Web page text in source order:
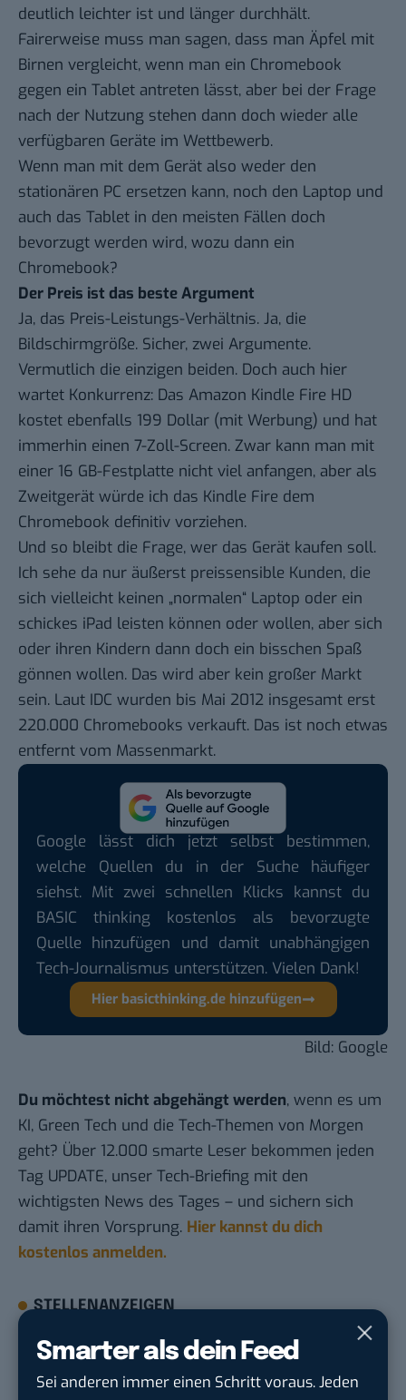
Smarter als dein Feed
Sei anderen immer einen Schritt voraus. Jeden
deutlich leichter ist und länger durchhält.
Fairerweise muss man sagen, dass man Äpfel mit
Birnen vergleicht, wenn man ein Chromebook
gegen ein Tablet antreten lässt, aber bei der Frage
nach der Nutzung stehen dann doch wieder alle
verfügbaren Geräte im Wettbewerb.
Wenn man mit dem Gerät also weder den
stationären PC ersetzen kann, noch den Laptop und
auch das Tablet in den meisten Fällen doch
bevorzugt werden wird, wozu dann ein
Chromebook?
Der Preis ist das beste Argument
Ja, das Preis-Leistungs-Verhältnis. Ja, die
Bildschirmgröße. Sicher, zwei Argumente.
Vermutlich die einzigen beiden. Doch auch hier
wartet Konkurrenz: Das Amazon Kindle Fire HD
kostet ebenfalls 199 Dollar (mit Werbung) und hat
immerhin einen 7-Zoll-Screen. Zwar kann man mit
einer 16 GB-Festplatte nicht viel anfangen, aber als
Zweitgerät würde ich das Kindle Fire dem
Chromebook definitiv vorziehen.
Und so bleibt die Frage, wer das Gerät kaufen soll.
Ich sehe da nur äußerst preissensible Kunden, die
sich vielleicht keinen „normalen“ Laptop oder ein
schickes iPad leisten können oder wollen, aber sich
oder ihren Kindern dann doch ein bisschen Spaß
gönnen wollen. Das wird aber kein großer Markt
sein. Laut IDC wurden bis Mai 2012 insgesamt erst
220.000 Chromebooks verkauft. Das ist noch etwas
entfernt vom Massenmarkt.
Google lässt dich jetzt selbst bestimmen,
welche Quellen du in der Suche häufiger
siehst. Mit zwei schnellen Klicks kannst du
BASIC thinking kostenlos als bevorzugte
Quelle hinzufügen und damit unabhängigen
Tech-Journalismus unterstützen. Vielen Dank!
Hier basicthinking.de hinzufügen
Bild: Google
Du möchtest nicht abgehängt werden, wenn es um
KI, Green Tech und die Tech-Themen von Morgen
geht? Über 12.000 smarte Leser bekommen jeden
Tag UPDATE, unser Tech-Briefing mit den
wichtigsten News des Tages – und sichern sich
damit ihren Vorsprung. Hier kannst du dich
kostenlos anmelden.
STELLENANZEIGEN
Social Media Content Creator (m/w/d)
moveUP Media GmbHinDüsseldorf